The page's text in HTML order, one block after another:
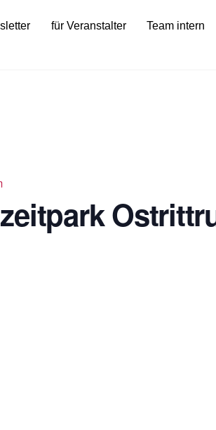
für Veranstalter Team intern